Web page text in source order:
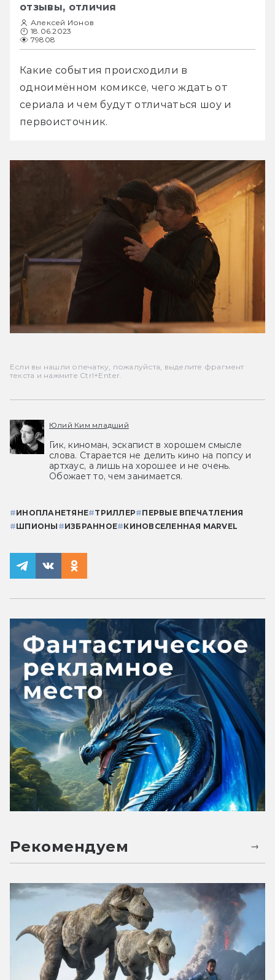
отзывы, отличия
Алексей Ионов
18.06.2023
79808
Какие события происходили в
одноимённом комиксе, чего ждать от
сериала и чем будут отличаться шоу и
Если вы нашли опечатку, пожалуйста, выделите фрагмент
текста и нажмите Ctrl+Enter.
Юлий Ким младший
Гик, киноман, эскапист в хорошем смысле
слова. Старается не делить кино на попсу и
артхаус, а лишь на хорошее и не очень.
Обожает то, чем занимается.
#ИНОПЛАНЕТЯНЕ#ТРИЛЛЕР#ПЕРВЫЕ ВПЕЧАТЛЕНИЯ
#ШПИОНЫ #ИЗБРАННОЕ#КИНОВСЕЛЕННАЯ MARVEL
Рекомендуем